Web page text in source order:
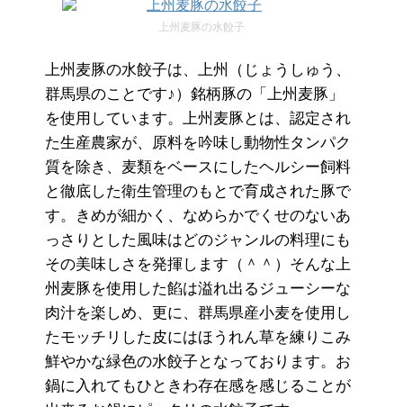
上州麦豚の水餃子
上州麦豚の水餃子は、上州（じょうしゅう、
群馬県のことです♪）銘柄豚の「上州麦豚」
を使用しています。上州麦豚とは、認定され
た生産農家が、原料を吟味し動物性タンパク
質を除き、麦類をベースにしたヘルシー飼料
と徹底した衛生管理のもとで育成された豚で
す。きめが細かく、なめらかでくせのないあ
っさりとした風味はどのジャンルの料理にも
その美味しさを発揮します（＾＾）そんな上
州麦豚を使用した餡は溢れ出るジューシーな
肉汁を楽しめ、更に、群馬県産小麦を使用し
たモッチリした皮にはほうれん草を練りこみ
鮮やかな緑色の水餃子となっております。お
鍋に入れてもひときわ存在感を感じることが